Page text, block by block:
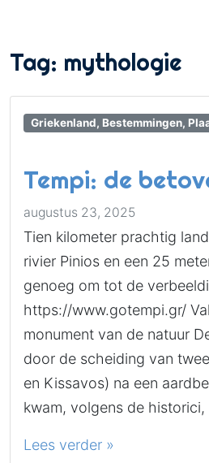
Tag: mythologie
Griekenland, Bestemmingen,
Tempi: de
augustus 23, 2025
Tien kilometer prachtig
rivier Pinios en een 25
genoeg om tot de
https://www.gotempi.gr/
monument van de natuur
door de scheiding van
en Kissavos) na een
kwam, volgens de
Lees verder »